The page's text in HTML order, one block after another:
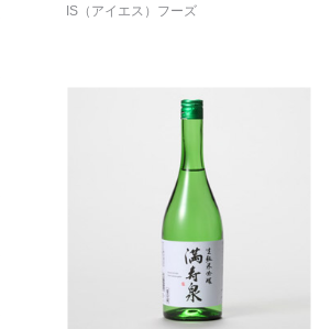
IS（アイエス）フーズ